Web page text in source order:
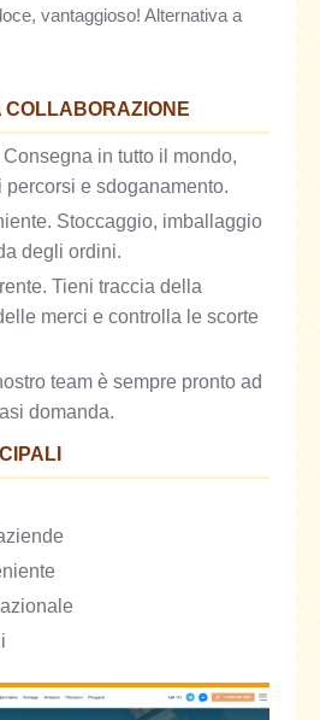
vantaggioso! Alternativa a
COLLABORAZIONE
in tutto il mondo,
e sdoganamento.
Stoccaggio, imballaggio
degli ordini.
Tieni traccia della
merci e controlla le scorte
team è sempre pronto ad
domanda.